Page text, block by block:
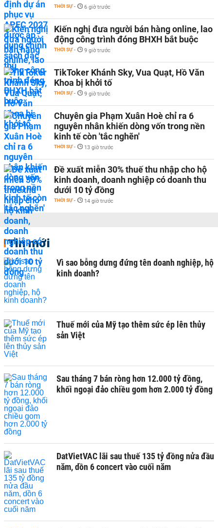
THỜI SỰ - 6 giờ trước
Kiến nghị đưa người bán hàng online, lao
động công trình đóng BHXH bắt buộc
THỜI SỰ - 9 giờ trước
TikToker Khánh Sky, Vua Quạt, Hồ Văn
Khoa bị khởi tố
THỜI SỰ - 9 giờ trước
Chuyên gia Phạm Xuân Hoè chỉ ra 6
nguyên nhân khiến dòng vốn trong nền
kinh tế còn 'tắc nghẽn'
THỜI SỰ - 13 giờ trước
Đề xuất miễn 30% thuế thu nhập cho hộ
kinh doanh, doanh nghiệp có doanh thu
dưới 10 tỷ đồng
THỜI SỰ - 14 giờ trước
Tin mới
Vì sao bỗng dưng đứng tên doanh nghiệp, hộ
kinh doanh?
Thuế mới của Mỹ tạo thêm sức ép lên thủy
sản Việt
Sau tháng 7 bán ròng hơn 12.000 tỷ đồng,
khối ngoại đảo chiều gom hơn 2.000 tỷ đồng
DatVietVAC lãi sau thuế 135 tỷ đồng nửa đầu
năm, dồn 6 concert vào cuối năm